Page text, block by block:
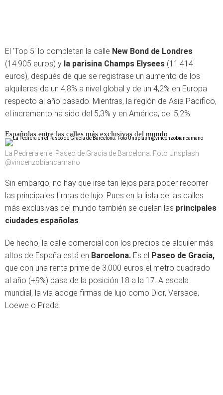
El 'Top 5' lo completan la calle New Bond de Londres
(14.905 euros) y la parisina Champs Elysees (11.414
euros), después de que se registrase un aumento de los
alquileres de un 4,8% a nivel global y de un 4,2% en Europa
respecto al año pasado. Mientras, la región de Asia Pacifico,
el incremento ha sido del 5,3% y en América, del 5,2%.
Españolas entre las calles más exclusivas del mundo
La Pedrera en el Paseo de Gracia de Barcelona. Foto Unsplash
@vincenzobiancamano
Sin embargo, no hay que irse tan lejos para poder recorrer
las principales firmas de lujo. Pues en la lista de las calles
más exclusivas del mundo también se cuelan las principales
ciudades españolas.
De hecho, la calle comercial con los precios de alquiler más
altos de España está en Barcelona. Es el Paseo de Gracia,
que con una renta prime de 3.000 euros el metro cuadrado
al año (+9%) pasa de la posición 18 a la 17. A escala
mundial, la vía acoge firmas de lujo como Dior, Versace,
Loewe o Prada.